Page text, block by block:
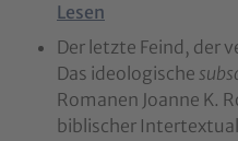
Lesen
Der letzte Feind, der
Das ideologische
Romanen Joanne K.
biblischer